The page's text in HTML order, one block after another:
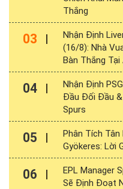
Thắng
03
Nhận Định
(16/8): Nhà
Bàn Thắng Tại
04
Nhận Định
Đầu Đối Đầu
Spurs
05
Phân Tích
Gyökeres: Lời
06
EPL Manager
Sẽ Định Đoạt